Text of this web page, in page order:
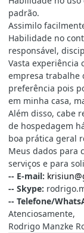
padrão.
Assimilo
Habilidade no
responsável,
Vasta experiência
empresa trabalhe
preferência pois
em minha casa,
Além disso, cabe
de hospedagem
boa prática geral
Meus dados para
serviços e para
-- E-mail:
-- Skype:
-- Telefone/
Atenciosamente,
Rodrigo Manzke